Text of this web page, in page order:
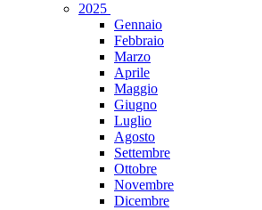
2025
Gennaio
Febbraio
Marzo
Aprile
Maggio
Giugno
Luglio
Agosto
Settembre
Ottobre
Novembre
Dicembre